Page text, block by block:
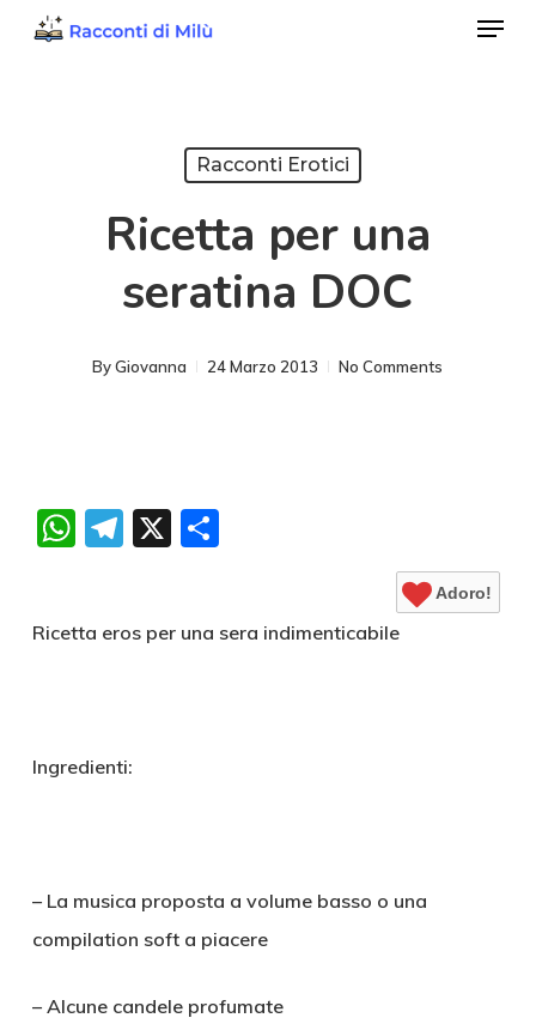
Menu
Racconti Erotici
Ricetta per una
seratina DOC
By Giovanna 24 Marzo 2013 No Comments
WhatsApp
Telegram
X Condividi
Adoro!
Ricetta eros per una sera indimenticabile
Ingredienti:
– La musica proposta a volume basso o una
compilation soft a piacere
– Alcune candele profumate